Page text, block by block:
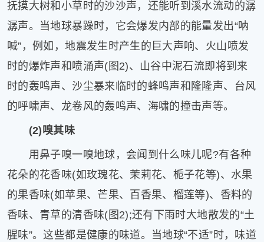
抚摸大树和小草时的沙沙声，还能听到溪水流动的潺
潺声。当地球暴躁时，它会爆发内部的能量发出“呐
喊”，例如，地震发生时产生的巨大声响、火山喷发
时的爆炸声和喷涌声(图2)、山谷中泥石流即将到来
时的轰鸣声、沙尘暴来临时的蜂鸣声和隆隆声、台风
的呼啸声、龙卷风的轰鸣声、海啸的撞击声等。
(2)嗅其味
用鼻子嗅一嗅地球，会闻到什么味儿呢?有各种
花朵的花香味(如玫瑰花、茉莉花、栀子花等)、水果
的果香味(如苹果、芒果、百香果、榴莲等)、香料的
香味、青草的清香味(图2);还有下雨时大地散发的“土
腥味”。这些都是健康的味道。当地球“不适”时，味道